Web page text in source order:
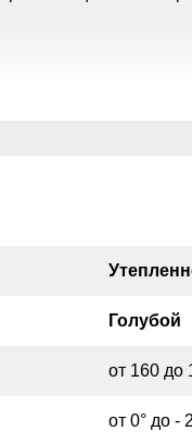
Материал
Подкладка из
для повседневного
Голубой
от 160 до
от 0° до -